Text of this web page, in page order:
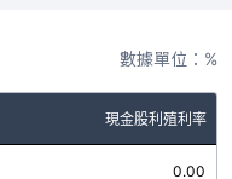
數據單位：%
現金股利殖利率
0.00